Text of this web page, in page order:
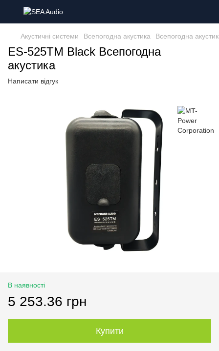
Акустичні системи Всепогодна акустика Всепогодна
ES-525TM Black Всепогодна
акустика
Написати відгук
В наявності
5 253.36 грн
Купити